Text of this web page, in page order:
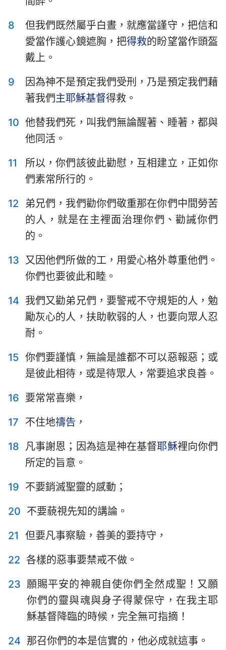
1 2
8
但我們既然屬乎白晝，就應當謹守，把信和
愛當作護心鏡遮胸，把得救的盼望當作頭盔
戴上。
9
因為神不是預定我們受刑，乃是預定我們藉
著我們主耶穌基督得救。
10 他替我們死，叫我們無論醒著、睡著，都與
他同活。
11
所以，你們該彼此勸慰，互相建立，正如你
們素常所行的。
12
弟兄們，我們勸你們敬重那在你們中間勞苦
的人，就是在主裡面治理你們、勸誡你們
的。
13 又因他們所做的工，用愛心格外尊重他們。
你們也要彼此和睦。
14 我們又勸弟兄們，要警戒不守規矩的人，勉
勵灰心的人，扶助軟弱的人，也要向眾人忍
耐。
15 你們要謹慎，無論是誰都不可以惡報惡；或
是彼此相待，或是待眾人，常要追求良善。
16 要常常喜樂，
17
不住地禱告 ，
18 凡事謝恩；因為這是神在基督耶穌裡向你們
所定的旨意。
19 不要銷滅聖靈的感動；
20 不要藐視先知的講論。
21
但要凡事察驗，善美的要持守，
22 各樣的惡事要禁戒不做。
23 願賜平安的神親自使你們全然成聖！又願
你們的靈與魂與身子得蒙保守，在我主耶
穌基督降臨的時候，完全無可指摘！
24 那召你們的本是信實的，他必成就這事。